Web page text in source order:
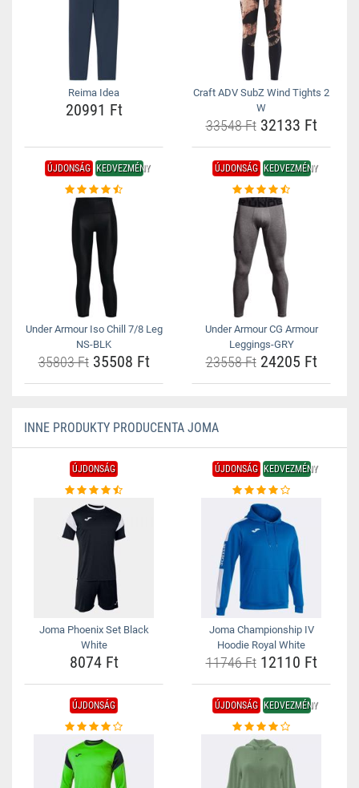
Reima Idea
20991 Ft
Craft ADV SubZ Wind Tights 2
W
33548 Ft32133 Ft
ÚJDONSÁG KEDVEZMÉNY
Under Armour Iso Chill 7/8 Leg
NS-BLK
35803 Ft35508 Ft
ÚJDONSÁG KEDVEZMÉNY
Under Armour CG Armour
Leggings-GRY
23558 Ft24205 Ft
INNE PRODUKTY PRODUCENTA JOMA
ÚJDONSÁG
Joma Phoenix Set Black
White
8074 Ft
ÚJDONSÁG KEDVEZMÉNY
Joma Championship IV
Hoodie Royal White
11746 Ft12110 Ft
ÚJDONSÁG ÚJDONSÁG KEDVEZMÉNY